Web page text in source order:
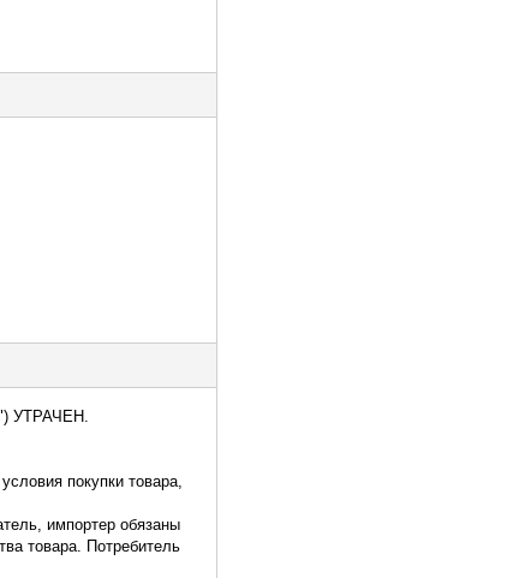
УТРАЧЕН.
покупки товара,
импортер обязаны
товара. Потребитель